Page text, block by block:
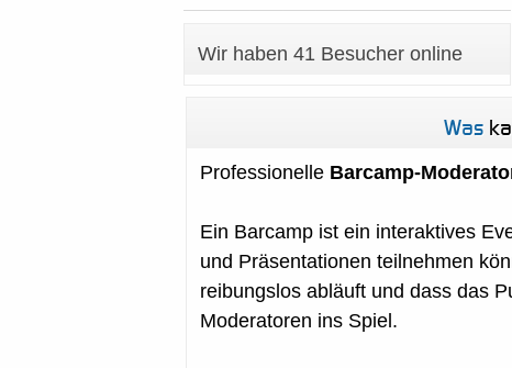
Wir haben 41 Besucher online
Was
Professionelle Barcamp-
Ein Barcamp ist ein interaktives
und Präsentationen teilnehmen
reibungslos abläuft und dass das
Moderatoren ins Spiel.